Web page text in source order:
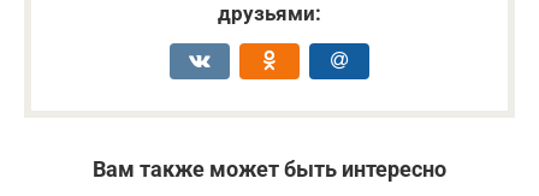
друзьями:
Вам также может быть интересно